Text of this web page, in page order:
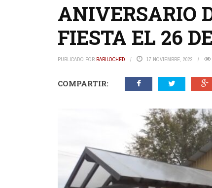
ANIVERSARIO
FIESTA EL 26
PUBLICADO POR BARILOCHED 17 NOVIEMBRE, 2022
COMPARTIR: